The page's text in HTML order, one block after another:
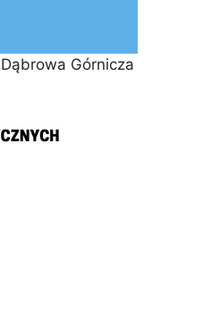
Górnicza